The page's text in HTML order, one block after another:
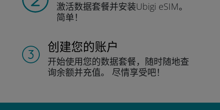
激活数据套餐并安装Ubigi eSIM。
简单！
创建您的账户
开始使用您的数据套餐，随时随地查
询余额并充值。 尽情享受吧！